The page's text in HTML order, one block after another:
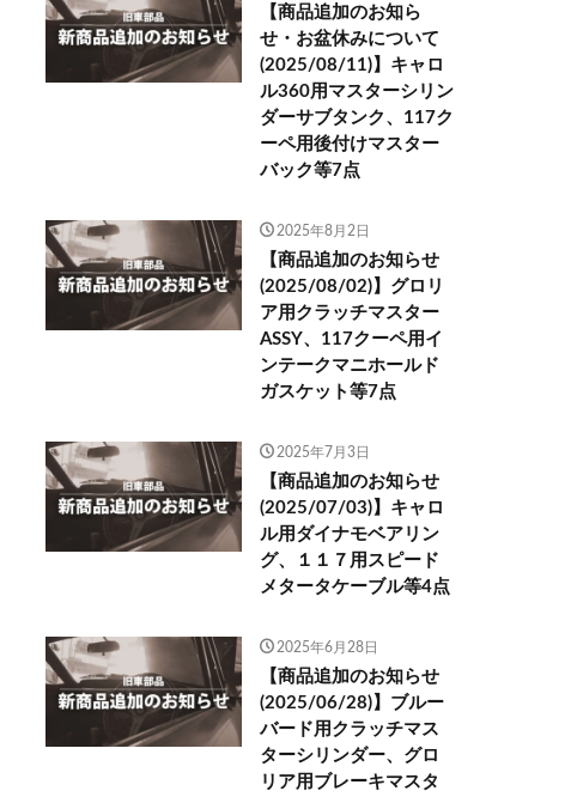
【商品追加のお知ら
せ・お盆休みについて
(2025/08/11)】キャロ
ル360用マスターシリン
ダーサブタンク、117ク
ーペ用後付けマスター
バック等7点
2025年8月2日
【商品追加のお知らせ
(2025/08/02)】グロリ
ア用クラッチマスター
ASSY、117クーペ用イ
ンテークマニホールド
ガスケット等7点
2025年7月3日
【商品追加のお知らせ
(2025/07/03)】キャロ
ル用ダイナモベアリン
グ、１１７用スピード
メタータケーブル等4点
2025年6月28日
【商品追加のお知らせ
(2025/06/28)】ブルー
バード用クラッチマス
ターシリンダー、グロ
リア用ブレーキマスタ